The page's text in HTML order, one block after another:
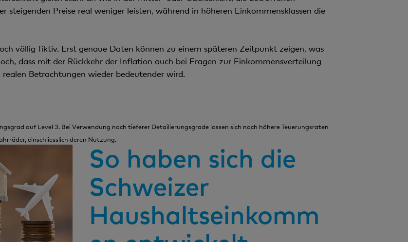
steigenden Preise real weniger leisten, während in höheren Einkommensklassen die
völlig fiktiv. Erst genaue Daten können zu einem späteren Zeitpunkt zeigen, was
dass mit der Rückkehr der Inflation auch bei Fragen zur Einkommensverteilung
Betrachtungen wieder bedeutender wird.
auf Level 3. Bei Verwendung noch tieferer Detailierungsgrade lassen sich noch höhere Teuerungsraten
einschliesslich deren Nutzung.
So haben sich die
Schweizer
Haushaltseinkomm